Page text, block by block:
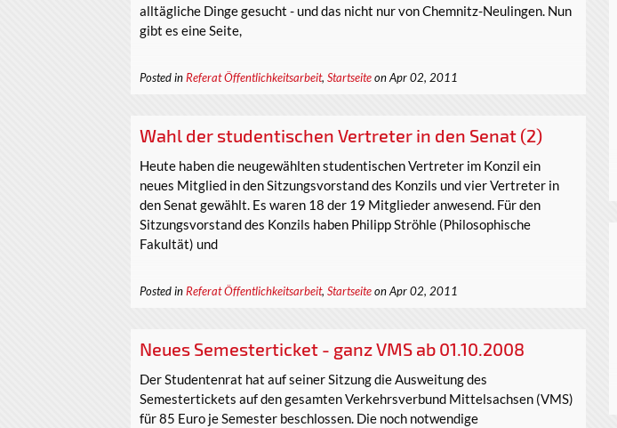
Posted in Referat Öffentlichkeitsarbeit, Startseiteon Apr 02, 2011
alltägliche Dinge gesucht - und das nicht nur von Chemnitz-Neulingen. Nun
gibt es eine Seite,
Wahl der studentischen Vertreter in den Senat (2)
Posted in Referat Öffentlichkeitsarbeit, Startseiteon Apr 02, 2011
Heute haben die neugewählten studentischen Vertreter im Konzil ein
neues Mitglied in den Sitzungsvorstand des Konzils und vier Vertreter in
den Senat gewählt. Es waren 18 der 19 Mitglieder anwesend. Für den
Sitzungsvorstand des Konzils haben Philipp Ströhle (Philosophische
Fakultät) und
Neues Semesterticket - ganz VMS ab 01.10.2008
Der Studentenrat hat auf seiner Sitzung die Ausweitung des
Semestertickets auf den gesamten Verkehrsverbund Mittelsachsen (VMS)
für 85 Euro je Semester beschlossen. Die noch notwendige